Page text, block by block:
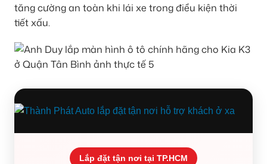
tăng cường an toàn khi lái xe trong điều kiện thời
tiết xấu.
Lắp đặt tận nơi tại TP.HCM